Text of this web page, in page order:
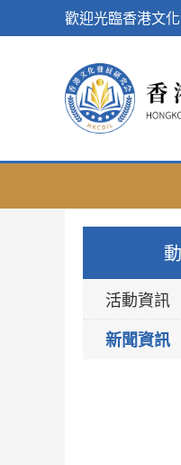
歡迎光臨香港文
活動資訊
新聞資訊